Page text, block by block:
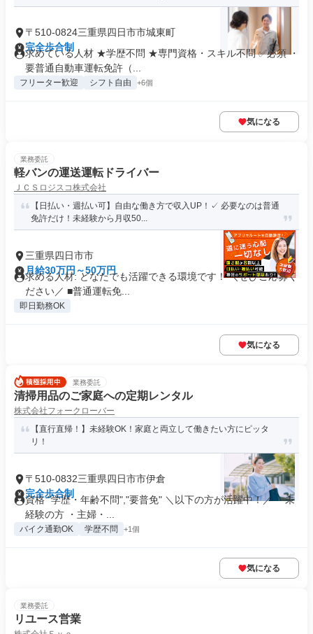
〒510-0824三重県四日市市城東町
完全歩合制
求めている人材 ★学歴不問 ★専門資格・スキル不問 ✅必須 ・
要普通自動車運転免許（...
フリーター歓迎 シフト自由 +6個
気になる
業務委託
軽バンの運送運転ドライバー
ＪＣＳロジスコ株式会社
【日払い・週払い可】自由な働き方で収入UP！✓ 必要なのは普通
免許だけ！未経験から月収50...
三重県四日市市
月給30万円～50万円
求める人材: どなたでも活躍できる環境です！ ＼ぜひご応募く
ださい／ ■普通運転免...
即日勤務OK
気になる
業務委託
清掃用品のご家庭への定期レンタル
株式会社フォークローバー
【直行直帰！】未経験OK！家庭と両立して働きたい方にピッタ
リ！
〒510-0832三重県四日市市伊倉
完全歩合制
資格 "学歴・年齢不問","要普免" ＼以下の方が活躍中！／ ・未
経験の方 ・主婦・...
バイク通勤OK 学歴不問 +1個
気になる
業務委託
リユース営業